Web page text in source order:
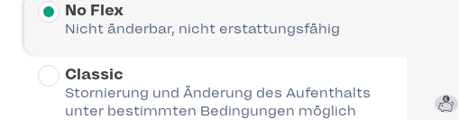
No Flex
Nicht änderbar, nicht erstattungsfähig
Classic
Stornierung und Änderung des Aufenthalts
unter bestimmten Bedingungen möglich